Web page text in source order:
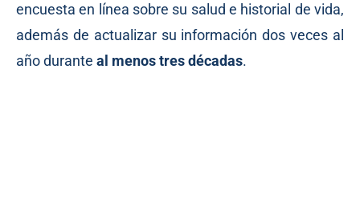
encuesta en línea sobre su salud e historial de vida,
además de actualizar su información dos veces al
año durante al menos tres décadas.